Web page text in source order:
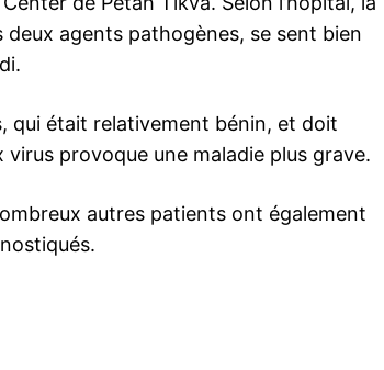
deux agents pathogènes, se sent bien
qui était relativement bénin, et doit
provoque une maladie plus grave.
autres patients ont également